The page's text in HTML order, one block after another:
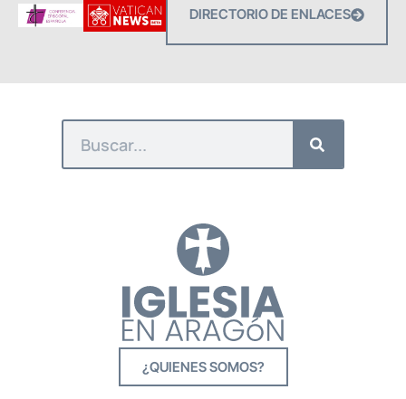
DIRECTORIO DE ENLACES
¿QUIENES SOMOS?